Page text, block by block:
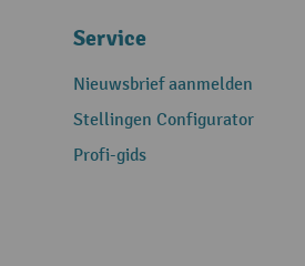
Service
Nieuwsbrief aanmelden
Stellingen Configurator
Profi-gids